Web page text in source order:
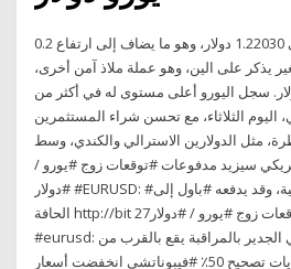
وزاد اليورو 0.1 بالمئة إلى 1.22030 دولار، وهو ما يضاف إلى ارتفاع 0.2
يذكر على الين، وهو عملة ملاذ آمن أخرى،
مقابل الدولار. سجل اليورو أعلى مستوى له في أكثر من
اليوم الثلاثاء، مع تحسن شراء المستثمرين
مثل الدولارين الاسترالي والكندي، وسط
سيزيد مدفوعات #توقعات زوج #يورو /
#دولار #EURUSD: #بايدن يضرب #اليورو بالقاضية، وقد يدفعه #باول إلى
الحافة http://bit 27‏‏/5‏‏/1442 بعد الهجرة #توقعات زوج #يورو / #دولار
#eurusd: المستهدف الهبوطي التالي الجدير بالمراقبة يقع بالقرب من
منطقة 1.2000 قبيل مستويات تصحيح 50٪ #فيبوناتشي انخفضت أسعار